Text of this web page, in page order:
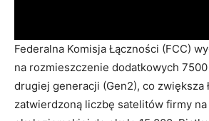
Federalna Komisja Łączności (FCC)
na rozmieszczenie dodatkowych
drugiej generacji (Gen2), co zwiększa
zatwierdzoną liczbę satelitów firmy